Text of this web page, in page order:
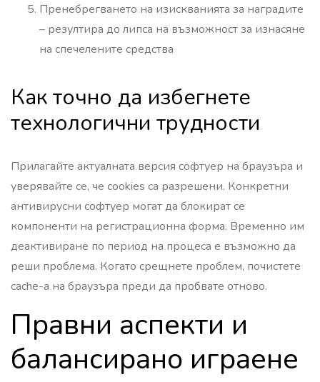
Пренебрегването на изискванията за наградите
– резултира до липса на възможност за изнасяне
на спечелените средства
Как точно да избегнете
технологични трудности
Прилагайте актуалната версия софтуер на браузъра и
уверявайте се, че cookies са разрешени. Конкретни
антивирусни софтуер могат да блокират се
компоненти на регистрационна форма. Временно им
деактивиране по период на процеса е възможно да
реши проблема. Когато срещнете проблем, почистете
cache-а на браузъра преди да пробвате отново.
Правни аспекти и
балансирано играене